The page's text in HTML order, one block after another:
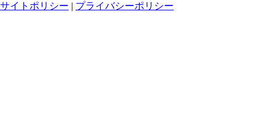
サイトポリシー | プライバシーポリシー